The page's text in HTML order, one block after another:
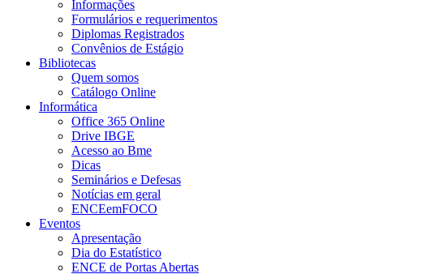
Informações
Formulários e requerimentos
Diplomas Registrados
Convênios de Estágio
Bibliotecas
Quem somos
Catálogo Online
Informática
Office 365 Online
Drive IBGE
Acesso ao Bme
Dicas
Seminários e Defesas
Notícias em geral
ENCEemFOCO
Eventos
Apresentação
Dia do Estatístico
ENCE de Portas Abertas